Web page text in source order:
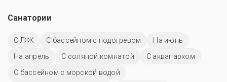
Санатории
С ЛФК С бассейном с подогревом
На июнь
На апрель
С соляной комнатой
С аквапарком
С бассейном с морской водой